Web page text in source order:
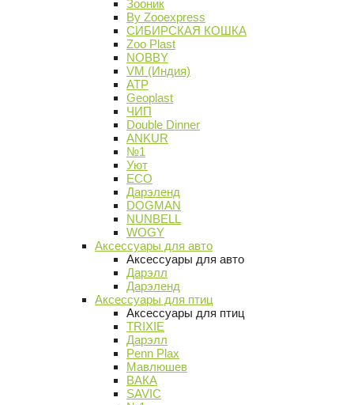
Зооник
By Zooexpress
СИБИРСКАЯ КОШКА
Zoo Plast
NOBBY
VM (Индия)
АТР
Geoplast
ЧИП
Double Dinner
ANKUR
№1
Уют
ECO
Дарэленд
DOGMAN
NUNBELL
WOGY
Аксессуары для авто
Аксессуары для авто
Дарэлл
Дарэленд
Аксессуары для птиц
Аксессуары для птиц
TRIXIE
Дарэлл
Penn Plax
Мавлюшев
ВАКА
SAVIC